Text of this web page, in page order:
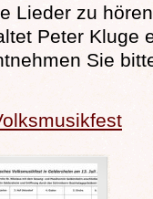
Lieder zu
Peter Kluge
Sie